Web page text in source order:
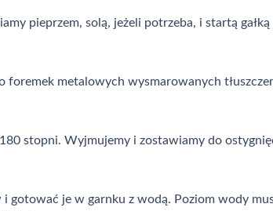
pieprzem, solą, jeżeli potrzeba, i startą
metalowych wysmarowanych
stopni. Wyjmujemy i zostawiamy do
i gotować je w garnku z wodą. Poziom wody